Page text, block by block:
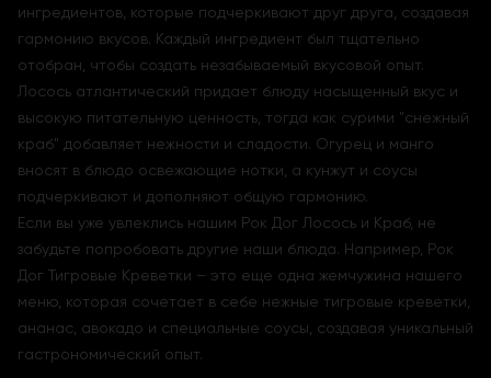
ингредиентов, которые подчеркивают друг друга, создавая
гармонию вкусов. Каждый ингредиент был тщательно
отобран, чтобы создать незабываемый вкусовой опыт.
Лосось атлантический придает блюду насыщенный вкус и
высокую питательную ценность, тогда как сурими "снежный
краб" добавляет нежности и сладости. Огурец и манго
вносят в блюдо освежающие нотки, а кунжут и соусы
подчеркивают и дополняют общую гармонию.
Если вы уже увлеклись нашим Рок Дог Лосось и Краб, не
забудьте попробовать другие наши блюда. Например, Рок
Дог Тигровые Креветки – это еще одна жемчужина нашего
меню, которая сочетает в себе нежные тигровые креветки,
ананас, авокадо и специальные соусы, создавая уникальный
гастрономический опыт.